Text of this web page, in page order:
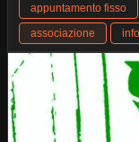
appuntamento fisso
associazione